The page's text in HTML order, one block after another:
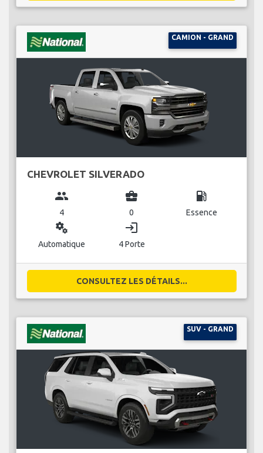
CAMION - GRAND
CHEVROLET SILVERADO
group
4
business_center
0
local_gas_station
Essence
miscellaneous_services
Automatique
login
4 Porte
CONSULTEZ LES DÉTAILS...
SUV - GRAND